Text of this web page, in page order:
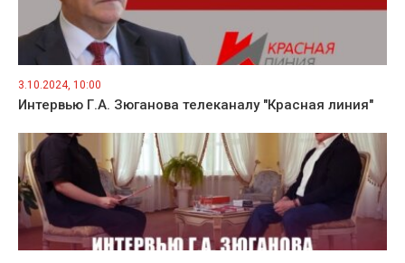
3.10.2024, 10:00
Интервью Г.А. Зюганова телеканалу "Красная линия"